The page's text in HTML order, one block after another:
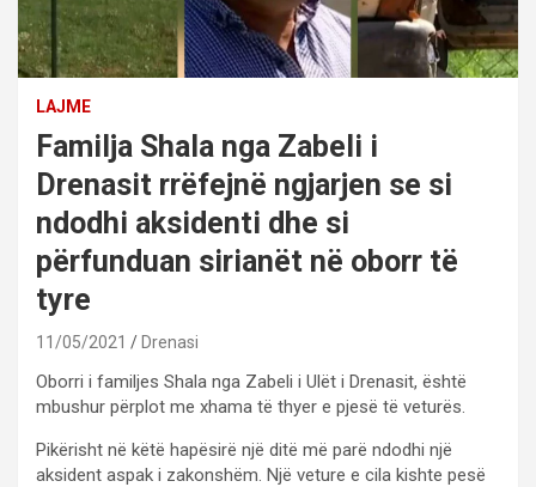
LAJME
Familja Shala nga Zabeli i
Drenasit rrëfejnë ngjarjen se si
ndodhi aksidenti dhe si
përfunduan sirianët në oborr të
tyre
11/05/2021 Drenasi
Oborri i familjes Shala nga Zabeli i Ulët i Drenasit, është
mbushur përplot me xhama të thyer e pjesë të veturës.
Pikërisht në këtë hapësirë një ditë më parë ndodhi një
aksident aspak i zakonshëm. Një veture e cila kishte pesë